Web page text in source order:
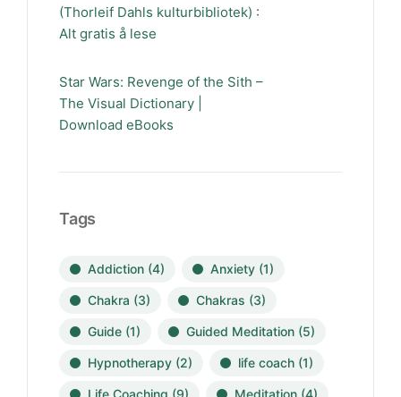
(Thorleif Dahls kulturbibliotek) :
Alt gratis å lese
Star Wars: Revenge of the Sith –
The Visual Dictionary |
Download eBooks
Tags
Addiction (4) Anxiety (1)
Chakra (3) Chakras (3)
Guide (1) Guided Meditation (5)
Hypnotherapy (2) life coach (1)
Life Coaching (9) Meditation (4)